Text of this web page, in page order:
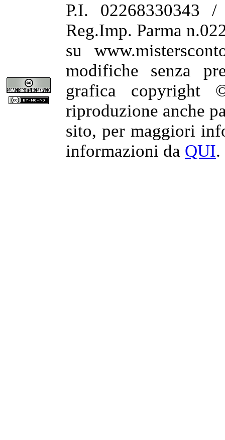
P.I. 02268330343
Reg.Imp. Parma
su
modifiche senza
grafica copyright
riproduzione anche
sito, per maggiori
informazioni da QUI.